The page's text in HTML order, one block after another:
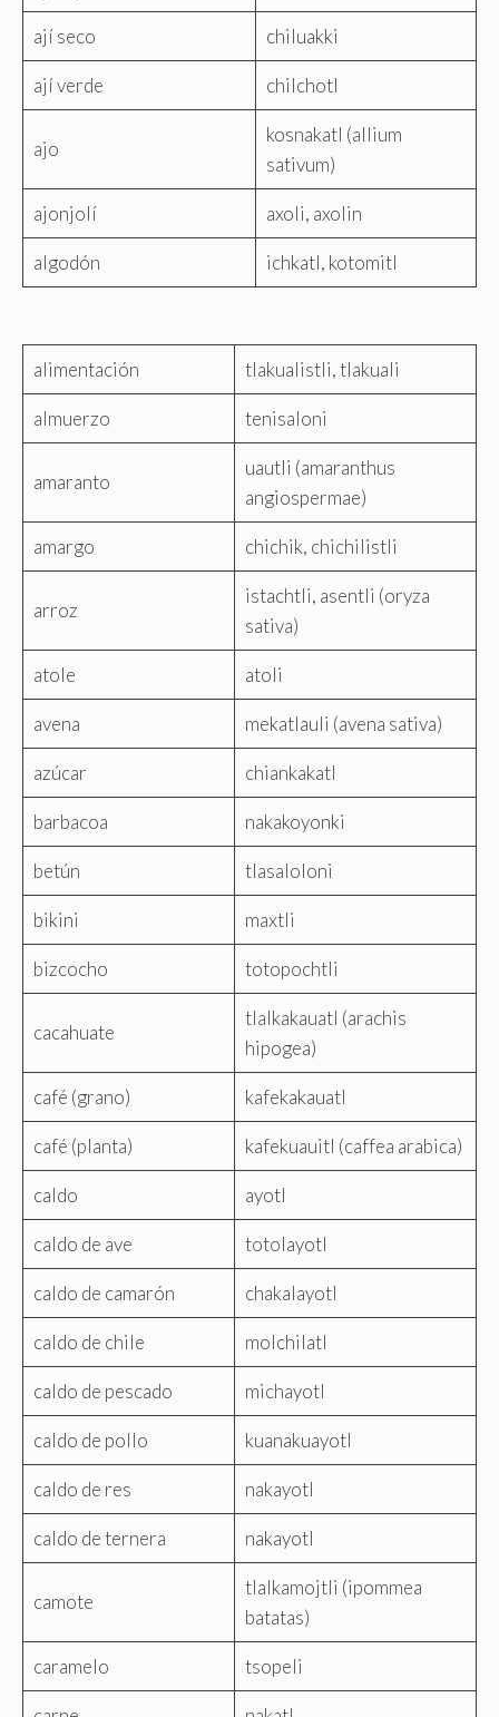
ají seco chiluakki
ají verde chilchotl
ajo
kosnakatl (allium
sativum)
ajonjolí axoli, axolin
algodón ichkatl, kotomitl
alimentación tlakualistli, tlakuali
almuerzo tenisaloni
amaranto
uautli (amaranthus
angiospermae)
amargo chichik, chichilistli
arroz
istachtli, asentli (oryza
sativa)
atole atoli
avena mekatlauli (avena sativa)
azúcar chiankakatl
barbacoa nakakoyonki
betún tlasaloloni
bikini maxtli
bizcocho totopochtli
cacahuate
tlalkakauatl (arachis
hipogea)
café (grano) kafekakauatl
café (planta) kafekuauitl (caffea arabica)
caldo ayotl
caldo de ave totolayotl
caldo de camarón chakalayotl
caldo de chile molchilatl
caldo de pescado michayotl
caldo de pollo kuanakuayotl
caldo de res nakayotl
caldo de ternera nakayotl
camote
tlalkamojtli (ipommea
batatas)
caramelo tsopeli